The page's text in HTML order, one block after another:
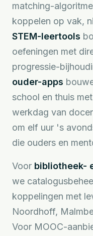
matching-
koppelen op vak,
STEM-leertools
oefeningen met
progressie-
ouder-apps
school en thuis
werkdag van
om elf uur 's
die ouders en
Voor bibliotheek-
we
koppelingen met
Noordhoff,
Voor MOOC-